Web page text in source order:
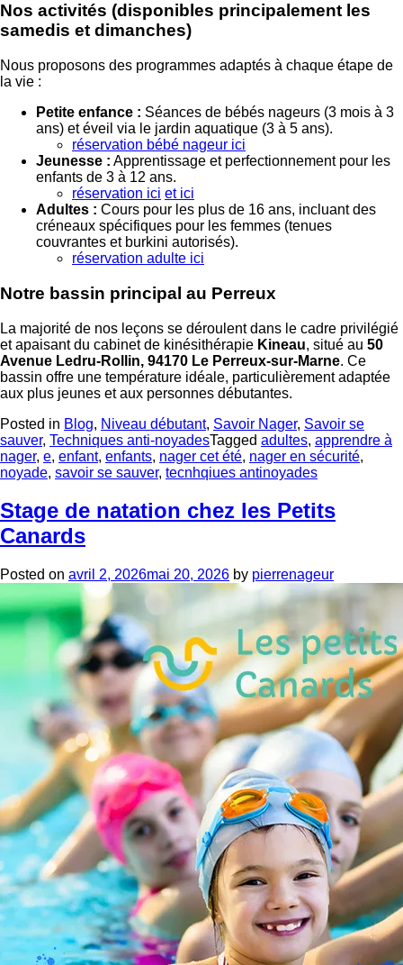
Nos activités (disponibles principalement les
samedis et dimanches)
Nous proposons des programmes adaptés à chaque étape de
la vie :
Petite enfance : Séances de bébés nageurs (3 mois à 3
ans) et éveil via le jardin aquatique (3 à 5 ans).
réservation bébé nageur ici
Jeunesse : Apprentissage et perfectionnement pour les
enfants de 3 à 12 ans.
réservation ici et ici
Adultes : Cours pour les plus de 16 ans, incluant des
créneaux spécifiques pour les femmes (tenues
couvrantes et burkini autorisés).
réservation adulte ici
Notre bassin principal au Perreux
La majorité de nos leçons se déroulent dans le cadre privilégié
et apaisant du cabinet de kinésithérapie Kineau, situé au 50
Avenue Ledru-Rollin, 94170 Le Perreux-sur-Marne. Ce
bassin offre une température idéale, particulièrement adaptée
aux plus jeunes et aux personnes débutantes.
Posted in Blog, Niveau débutant, Savoir Nager, Savoir se
sauver, Techniques anti-noyadesTagged adultes, apprendre à
nager, e, enfant, enfants, nager cet été, nager en sécurité,
noyade, savoir se sauver, tecnhqiues antinoyades
Stage de natation chez les Petits
Canards
Posted on avril 2, 2026mai 20, 2026 by pierrenageur